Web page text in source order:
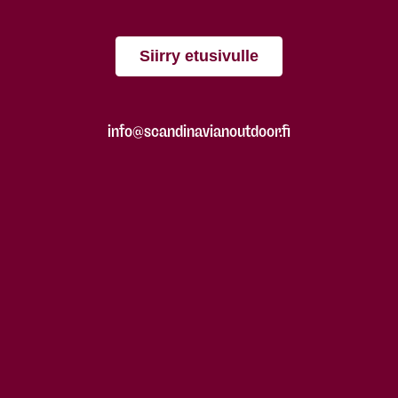
Siirry etusivulle
info@scandinavianoutdoor.fi